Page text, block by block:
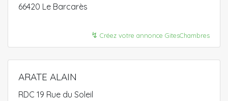
66420 Le Barcarès
↯ Créez votre annonce GitesChambres
ARATE ALAIN
RDC 19 Rue du Soleil